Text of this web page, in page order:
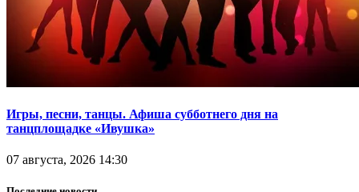
Игры, песни, танцы. Афиша субботнего дня на
танцплощадке «Ивушка»
07 августа, 2026 14:30